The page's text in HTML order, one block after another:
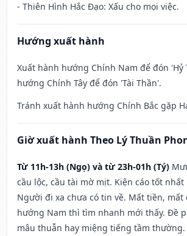
- Thiên Hình Hắc Đạo: Xấu cho mọi việc.
Hướng xuất hành
Xuất hành hướng Chính Nam để đón 'Hỷ
hướng Chính Tây để đón 'Tài Thần'.
Tránh xuất hành hướng Chính Bắc gặp
Giờ xuất hành Theo Lý Thuần
Từ 11h-13h (Ngọ) và từ 23h-01h (Tý)
cầu lộc, cầu tài mờ mịt. Kiện cáo tốt nhất
Người đi xa chưa có tin về. Mất tiền, mất
hướng Nam thì tìm nhanh mới thấy. Đề
mâu thuẫn hay miệng tiếng tầm thường.